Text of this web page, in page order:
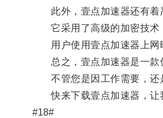
此外，壹点加速器还有着
它采用了高级的加密技术
用户使用壹点加速器上网
总之，壹点加速器是一款
不管您是因工作需要，还
快来下载壹点加速器，让
#18#